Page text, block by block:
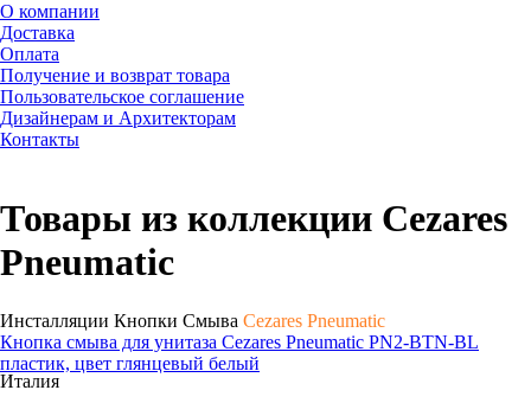
О компании
Доставка
Оплата
Получение и возврат товара
Пользовательское соглашение
Дизайнерам и Архитекторам
Контакты
Товары из коллекции Cezares
Pneumatic
Инсталляции Кнопки Смыва Cezares Pneumatic
Кнопка смыва для унитаза Cezares Pneumatic PN2-BTN-BL
пластик, цвет глянцевый белый
Италия